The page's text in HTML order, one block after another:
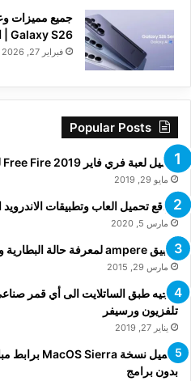
Galaxy S26 | التحليل الشامل 2026
فبراير 27, 2026
Popular Posts
تحميل لعبة فري فاير Free Fire 2019 للاندرويد والكمبيوتر مجانا
مايو 29, 2019
مواقع تحميل العاب وتطبيقات الاندرويد
مارس 5, 2020
تطبيق ampere لمعرفة حالة البطارية و سرعة الشحن
مارس 29, 2015
توجيه طبق الساتلايت الى أي قمر
تلفزيون ورسيفر
يناير 27, 2019
بدون برامج